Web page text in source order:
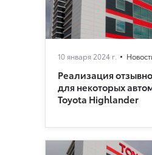
10 января 2024 г.
Реализация
для некоторых
Toyota Highlander